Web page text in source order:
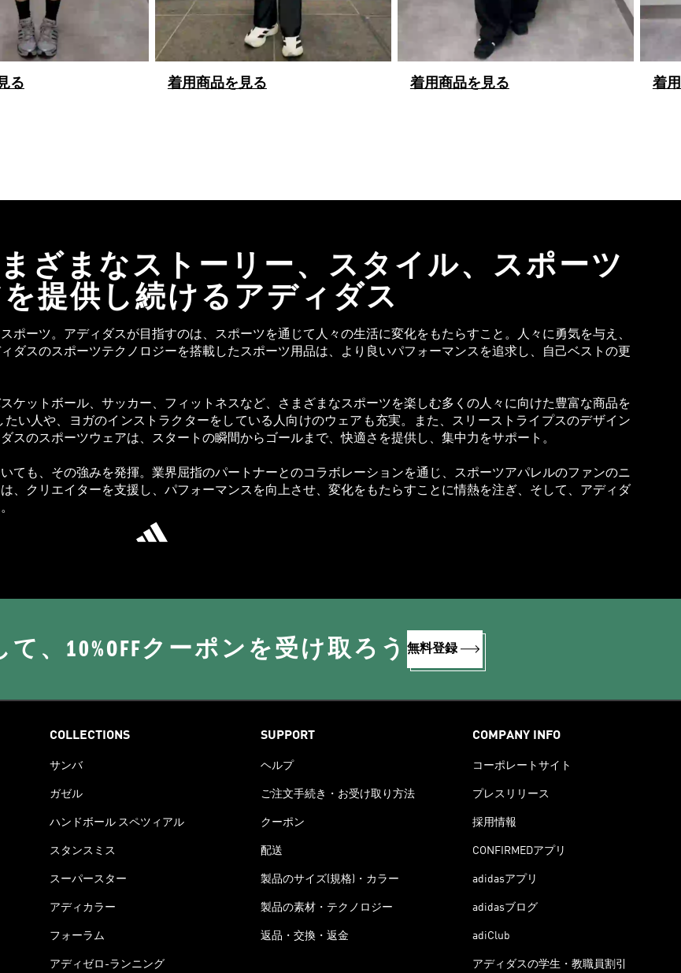
る 着用商品を見る 着用商品を見る 着
ざまなストーリー、スタイル、スポーツ
提供し続けるアディダス
ポーツ。アディダスが目指すのは、スポーツを通じて人々の生活に変化をもたらすこと。人々に勇気を与え、
ダスのスポーツテクノロジーを搭載したスポーツ用品は、より良いパフォーマンスを追求し、自己ベストの更
ケットボール、サッカー、フィットネスなど、さまざまなスポーツを楽しむ多くの人々に向けた豊富な商品を
い人や、ヨガのインストラクターをしている人向けのウェアも充実。また、スリーストライプスのデザイン
スのスポーツウェアは、スタートの瞬間からゴールまで、快適さを提供し、集中力をサポート。
ても、その強みを発揮。業界屈指のパートナーとのコラボレーションを通じ、スポーツアパレルのファンのニ
、クリエイターを支援し、パフォーマンスを向上させ、変化をもたらすことに情熱を注ぎ、そして、アディダ
て、10%OFFクーポンを受け取ろう 無料登録
COLLECTIONS
サンバ
ガゼル
ハンドボール スペツィアル
スタンスミス
スーパースター
アディカラー
フォーラム
アディゼロ-ランニング
SUPPORT
ヘルプ
ご注文手続き・お受け取り方法
クーポン
配送
製品のサイズ(規格)・カラー
製品の素材・テクノロジー
返品・交換・返金
COMPANY INFO
コーポレートサイト
プレスリリース
採用情報
CONFIRMEDアプリ
adidasアプリ
adidasブログ
adiClub
アディダスの学生・教職員割引